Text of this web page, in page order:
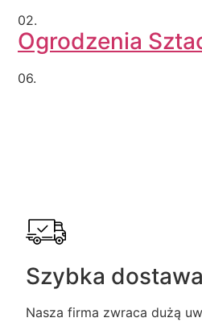
02.
Ogrodzenia
06.
Szybka dostawa
Nasza firma zwraca dużą